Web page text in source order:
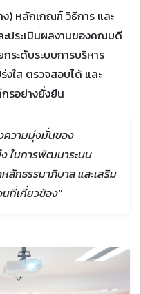
) หลักเกณฑ์ วิธีการ และ
ประเมินผลงานของคณบดี
ระดับระบบการบริหาร
งใส ตรวจสอบได้ และ
รอย่างยั่งยืน
ความมุ่งมั่นของ
ในการพัฒนาระบบ
กธรรมาภิบาล และเสริม
ที่เกี่ยวข้อง"